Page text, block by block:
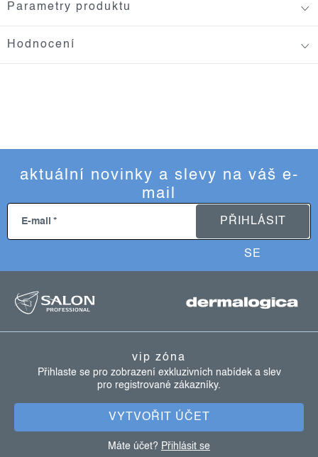
Parametry produktu
Hodnocení
aktuální novinky a slevy na váš e-
mail
E-mail PŘIHLÁSIT
SE
vip zóna
Přihlaste se pro zobrazení exkluzivních nabídek a slev
pro registrované zákazníky.
VYTVOŘIT ÚČET
Máte účet? Přihlásit se